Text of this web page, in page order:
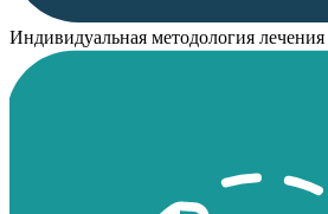
Индивидуальная методология лечения